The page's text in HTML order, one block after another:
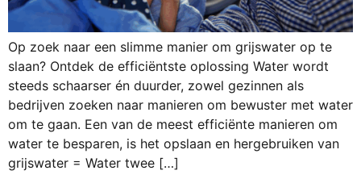
Op zoek naar een slimme manier om grijswater op te
slaan? Ontdek de efficiëntste oplossing Water wordt
steeds schaarser én duurder, zowel gezinnen als
bedrijven zoeken naar manieren om bewuster met water
om te gaan. Een van de meest efficiënte manieren om
water te besparen, is het opslaan en hergebruiken van
grijswater = Water twee […]